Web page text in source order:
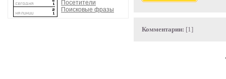
Посетители
Поисковые фразы
Комментарии: [1]